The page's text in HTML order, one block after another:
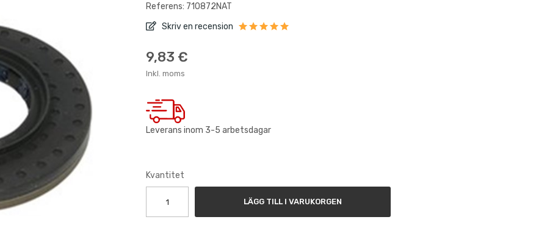
Referens: 710872NAT
Skriv en recension
9,83 €
Inkl. moms
Leverans inom 3-5 arbetsdagar
Kvantitet
LÄGG TILL I VARUKORGEN